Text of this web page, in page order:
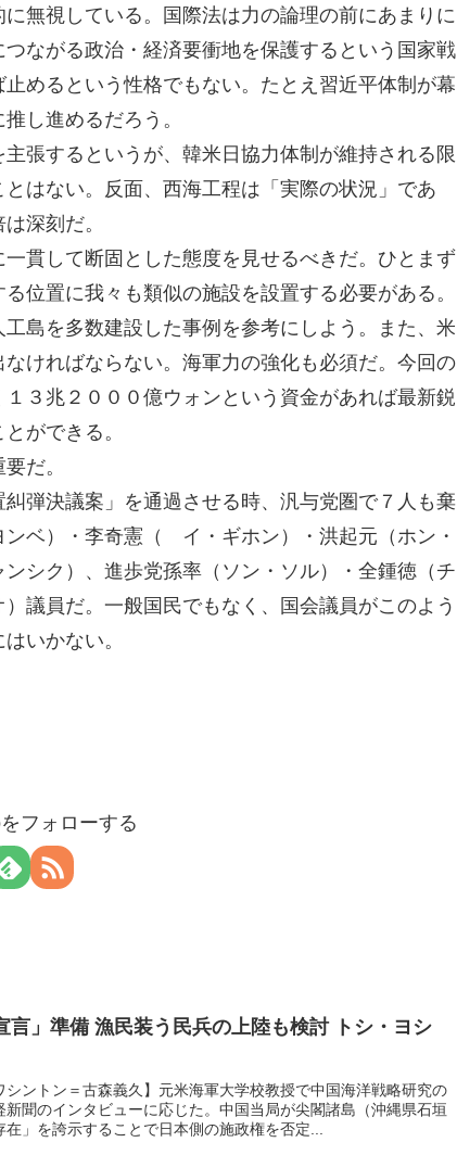
無視している。国際法は力の論理の前にあまりに
ながる政治・経済要衝地を保護するという国家戦
めるという性格でもない。たとえ習近平体制が幕
し進めるだろう。
張するというが、韓米日協力体制が維持される限
はない。反面、西海工程は「実際の状況」であ
深刻だ。
貫して断固とした態度を見せるべきだ。ひとまず
位置に我々も類似の施設を設置する必要がある。
島を多数建設した事例を参考にしよう。また、米
ければならない。海軍力の強化も必須だ。今回の
３兆２０００億ウォンという資金があれば最新鋭
ができる。
だ。
弾決議案」を通過させる時、汎与党圏で７人も棄
ベ）・李奇憲（ イ・ギホン）・洪起元（ホン・
シク）、進歩党孫率（ソン・ソル）・全鍾徳（チ
議員だ。一般国民でもなく、国会議員がこのよう
いかない。
フォローする
言」準備 漁民装う民兵の上陸も検討 トシ・ヨシ
ントン＝古森義久】元米海軍大学校教授で中国海洋戦略研究の
聞のインタビューに応じた。中国当局が尖閣諸島（沖縄県石垣
」を誇示することで日本側の施政権を否定...